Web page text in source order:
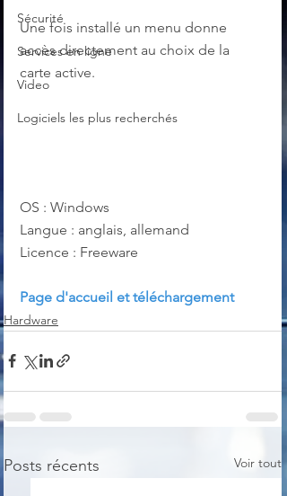
Sécurité
Services en ligne
Video
Logiciels les plus recherchés
Une fois installé un menu donne
accès directement au choix de la
carte active.
OS : Windows
Langue : anglais, allemand
Licence : Freeware
Page d'accueil et téléchargement
Hardware
Posts récents Voir tout